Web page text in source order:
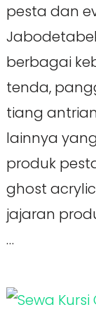
pesta dan
berbagai
tenda,
tiang
lainnya
produk
ghost
jajaran
…